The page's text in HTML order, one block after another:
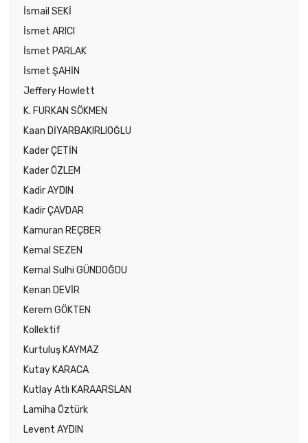
İsmail SEKİ
İsmet ARICI
İsmet PARLAK
İsmet ŞAHİN
Jeffery Howlett
K. FURKAN SÖKMEN
Kaan DİYARBAKIRLIOĞLU
Kader ÇETİN
Kader ÖZLEM
Kadir AYDIN
Kadir ÇAVDAR
Kamuran REÇBER
Kemal SEZEN
Kemal Sulhi GÜNDOĞDU
Kenan DEVİR
Kerem GÖKTEN
Kollektif
Kurtuluş KAYMAZ
Kutay KARACA
Kutlay Atlı KARAARSLAN
Lamiha Öztürk
Levent AYDIN